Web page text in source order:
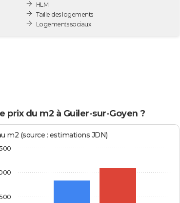
HLM
Taille des logements
Logements sociaux
prix du m2 à Guiler-sur-Goyen ?
m2 (source : estimations JDN)